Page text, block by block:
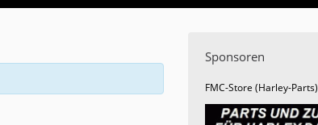
Sponsoren
FMC-Store (Harley-Parts)